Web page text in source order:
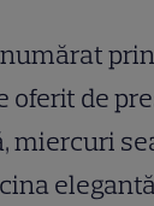
oferit de
miercuri